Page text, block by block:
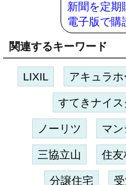
新聞を定期
電子版で購
関連するキーワード
LIXIL アキュラホ
すてきナイ
ノーリツ マ
三協立山 住友
分譲住宅